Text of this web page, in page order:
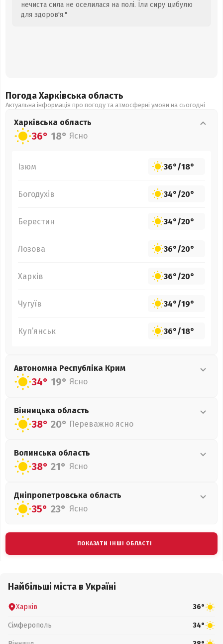
нечиста сила не оселилася на полі. Їли сиру цибулю
для здоров'я."
Погода Харківська область
Актуальна інформація про погоду та атмосферні умови на сьогодні
Харківська область
36° 18° Ясно
Ізюм 36°/18°
Богодухів 34°/20°
Берестин 34°/20°
Лозова 36°/20°
Харків 36°/20°
Чугуїв 34°/19°
Куп’янськ 36°/18°
Автономна Республіка Крим
34° 19° Ясно
Вінницька область
38° 20° Переважно ясно
Волинська область
38° 21° Ясно
Дніпропетровська область
35° 23° Ясно
ПОКАЗАТИ ІНШІ ОБЛАСТІ
Найбільші міста в Україні
Харків 36°
Сімферополь 34°